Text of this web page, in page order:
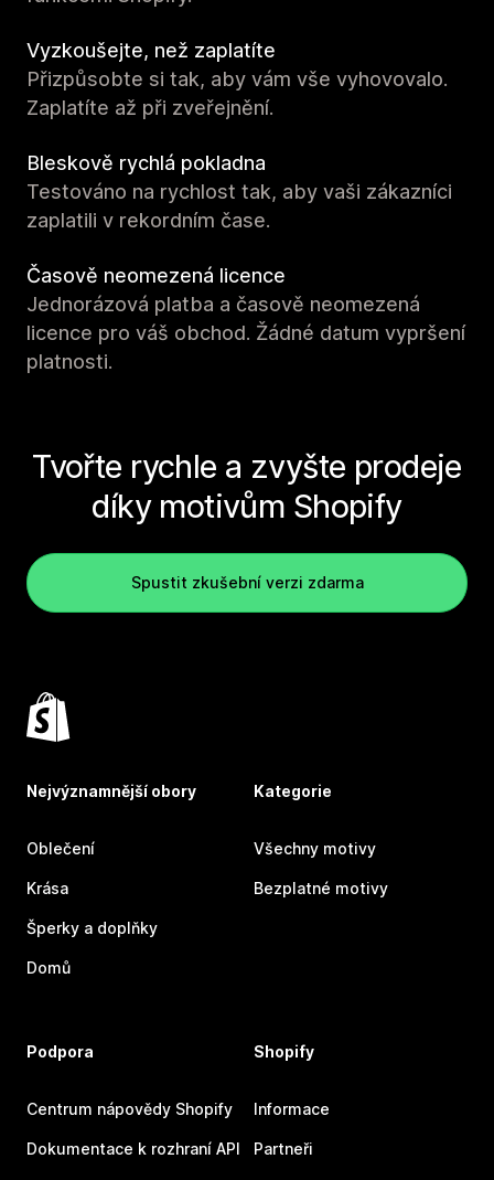
Vyzkoušejte, než zaplatíte
Přizpůsobte si tak, aby vám vše vyhovovalo.
Zaplatíte až při zveřejnění.
Bleskově rychlá pokladna
Testováno na rychlost tak, aby vaši zákazníci
zaplatili v rekordním čase.
Časově neomezená licence
Jednorázová platba a časově neomezená
licence pro váš obchod. Žádné datum vypršení
platnosti.
Tvořte rychle a zvyšte prodeje
díky motivům Shopify
Spustit zkušební verzi zdarma
Nejvýznamnější obory
Oblečení
Krása
Šperky a doplňky
Domů
Kategorie
Všechny motivy
Bezplatné motivy
Podpora
Centrum nápovědy Shopify
Dokumentace k rozhraní API
Shopify
Informace
Partneři